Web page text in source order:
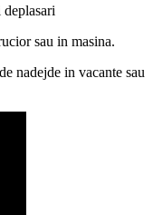
deplasari
sau in masina.
nadejde in vacante sau